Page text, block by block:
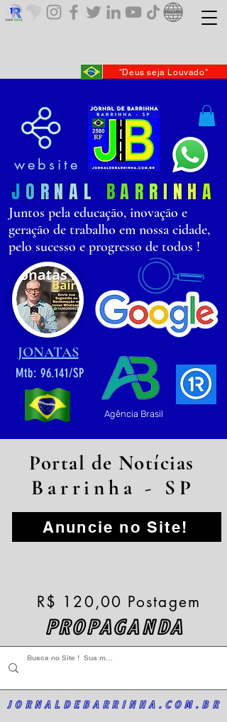
"Deus seja Louvado"
website
JO RNAL BARRI NHA
Juntos pela educação, inovação e
geração de trabalho em nossa cidade,
pelo sucesso e progresso de todos !
JONATAS
Mtb: 96.141/SP
Agência Brasil
Anuncie no Site!
PROPAGANDA
R$ 120,00 Postagem
JORNALDEBARRINHA.COM.BR
Barrinha - SP
Portal de Notícias